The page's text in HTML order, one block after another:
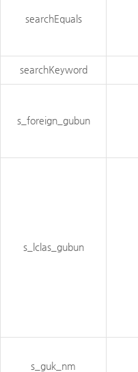
searchEquals
searchKeyword
s_foreign_gubun
s_lclas_gubun
s_guk_nm